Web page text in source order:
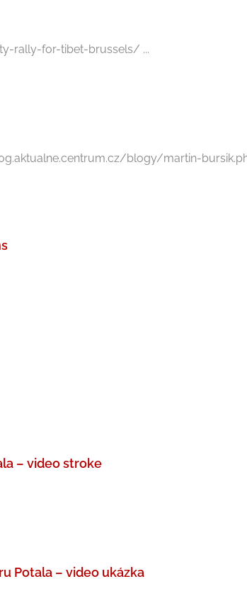
rally-for-tibet-brussels/ ...
blogy/martin-
– video stroke
Potala – video ukázka